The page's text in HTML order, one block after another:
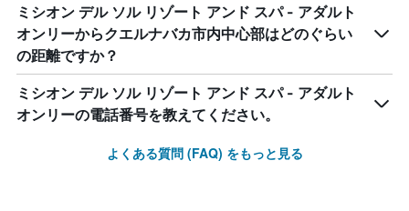
ミシオン デル ソル リゾート アンド スパ - アダルト
オンリーからクエルナバカ市内中心部はどのぐらい
の距離ですか？
ミシオン デル ソル リゾート アンド スパ - アダルト
オンリーの電話番号を教えてください。
よくある質問 (FAQ) をもっと見る